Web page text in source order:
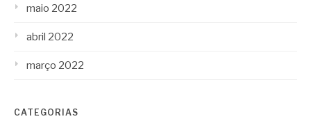
maio 2022
abril 2022
março 2022
CATEGORIAS